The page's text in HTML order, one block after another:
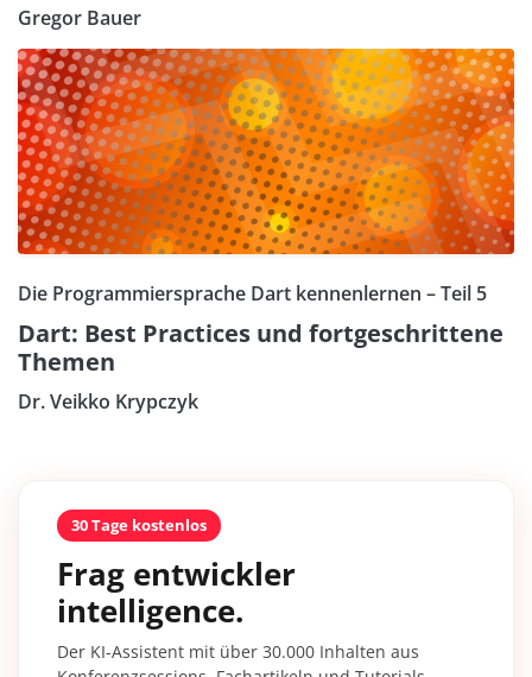
Gregor Bauer
Die Programmiersprache Dart kennenlernen – Teil 5
Dart: Best Practices und fortgeschrittene
Themen
Dr. Veikko Krypczyk
30 Tage kostenlos
Frag entwickler
intelligence.
Der KI-Assistent mit über 30.000 Inhalten aus